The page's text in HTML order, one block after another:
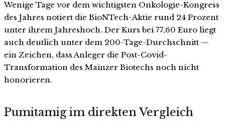
Wenige Tage vor dem wichtigsten Onkologie-Kongress
des Jahres notiert die BioNTech-Aktie rund 24 Prozent
unter ihrem Jahreshoch. Der Kurs bei 77,60 Euro liegt
auch deutlich unter dem 200-Tage-Durchschnitt —
ein Zeichen, dass Anleger die Post-Covid-
Transformation des Mainzer Biotechs noch nicht
honorieren.
Pumitamig im direkten Vergleich